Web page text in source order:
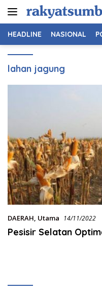
HEADLINE NASIONAL
lahan jagung
DAERAH, Utama 14/11/2022
Pesisir Selatan